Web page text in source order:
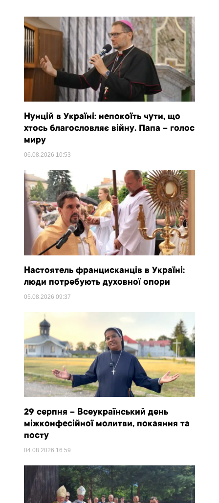
Нунцій в Україні: непокоїть чути, що
хтось благословляє війну. Папа – голос
миру
06.08.2026 10:53
Настоятель францисканців в Україні:
люди потребують духовної опори
05.08.202609:37
29 серпня – Всеукраїнський день
міжконфесійної молитви, покаяння та
посту
04.08.2026 16:59